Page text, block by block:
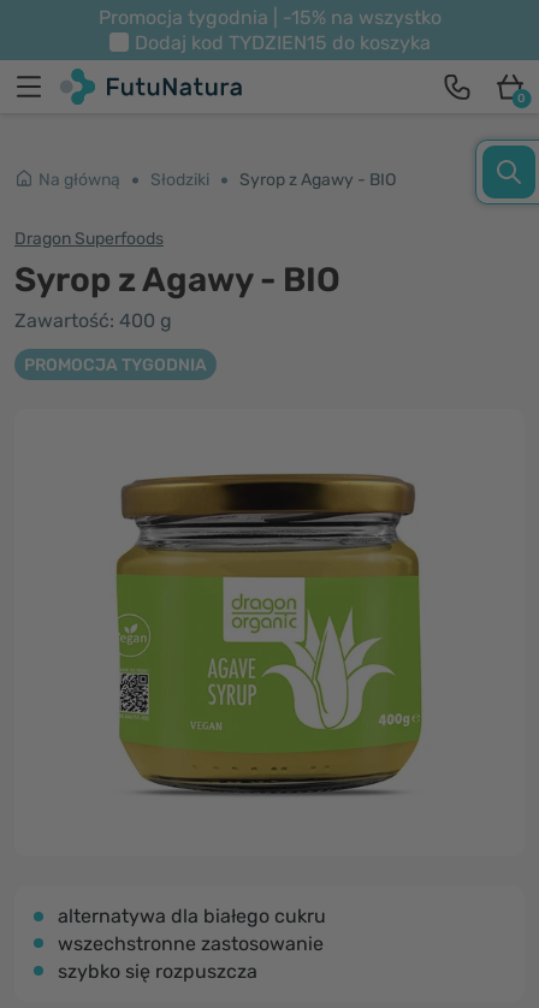
Promocja tygodnia | -15% na wszystko
Dodaj kod TYDZIEN15 do koszyka
0
Na główną Słodziki Syrop z Agawy - BIO
Dragon Superfoods
Syrop z Agawy - BIO
Zawartość: 400 g
PROMOCJA TYGODNIA
alternatywa dla białego cukru
wszechstronne zastosowanie
szybko się rozpuszcza